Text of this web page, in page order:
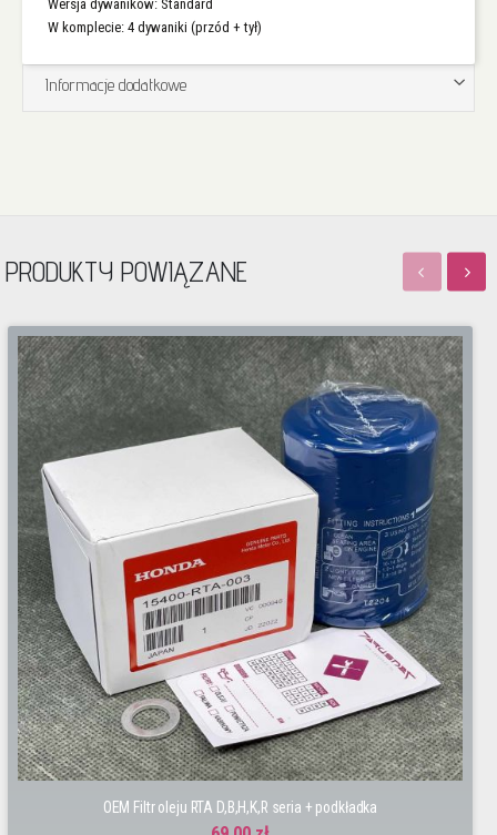
Wersja dywaników: Standard
W komplecie: 4 dywaniki (przód + tył)
Informacje dodatkowe
PRODUKTY POWIĄZANE
OEM Filtr oleju RTA D,B,H,K,R seria + podkładka